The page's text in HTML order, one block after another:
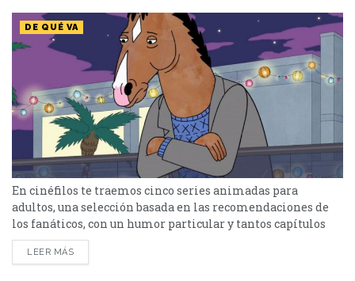
DE QUÉ VA
En cinéfilos te traemos cinco series animadas para
adultos, una selección basada en las recomendaciones de
los fanáticos, con un humor particular y tantos capítulos
memorables “Los Simpson” es un ejemplo de una de las
comedias animadas más famosas de la televisión y un
LEER MÁS